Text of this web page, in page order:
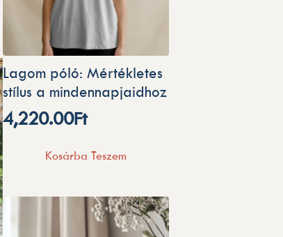
Lagom póló: Mértékletes
stílus a mindennapjaidhoz
4,220.00Ft
Kosárba Teszem